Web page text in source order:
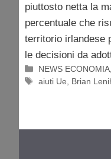
piuttosto netta la
percentuale che
territorio irlandese
le decisioni da
Categorie
NEWS ECONOMIA
Tag
aiuti Ue Brian